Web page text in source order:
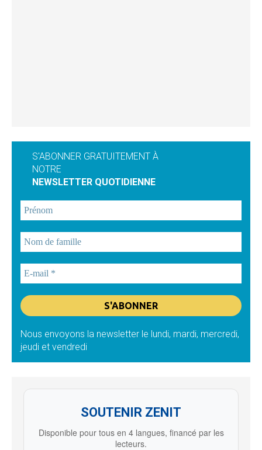
S'ABONNER GRATUITEMENT À
NOTRE
NEWSLETTER QUOTIDIENNE
Nous envoyons la newsletter le lundi, mardi, mercredi,
jeudi et vendredi
SOUTENIR ZENIT
Disponible pour tous en 4 langues, financé par les
lecteurs.